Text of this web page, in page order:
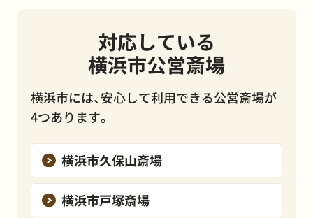
対応している
横浜市公営斎場
横浜市には、安心して利用できる公営斎場が
4つあります。
横浜市久保山斎場
横浜市戸塚斎場